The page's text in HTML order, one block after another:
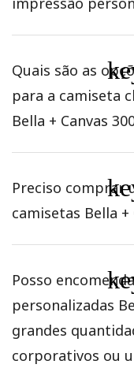
Quais são as
para a camiseta
Bella + Canvas
Preciso comprar
camisetas Bella +
Posso
personalizadas
grandes
corporativos ou